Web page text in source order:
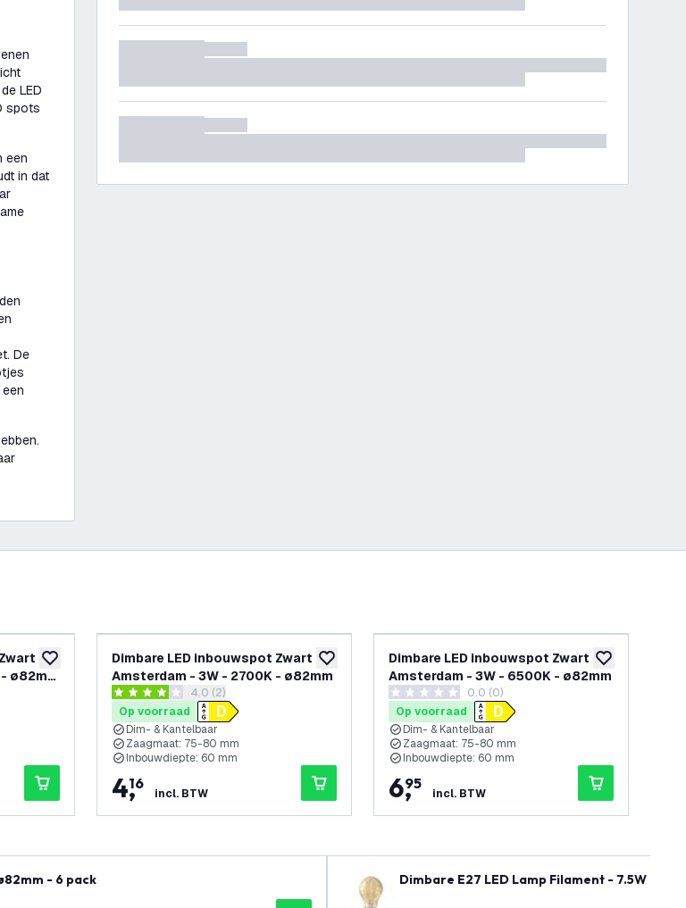
LED
spots
een
in dat
De
toevoegen aan verlanglijst
-
ø82mm
toevoegen aan verlanglijst
Dimbare LED inbouwspot Zwart -
Amsterdam - 3W - 2700K - ø82mm
reviews drawer openen
4 score sterren4.0 (2)
Op voorraad
Dim- & Kantelbaar
Zaagmaat: 75-80 mm
Inbouwdiepte: 60 mm
4,
16
incl. BTW
toevoegen
Dimbare LED inbouwspot Zwart -
Amsterdam - 3W - 6500K - ø82mm
0 score sterren0.0 (0)
Op voorraad
Dim- & Kantelbaar
Zaagmaat: 75-80 mm
Inbouwdiepte: 60 mm
6,
95
incl. BTW
- 6 pack Dimbare E27 LED Lamp Filament - 7.5W -